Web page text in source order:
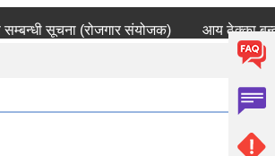
सम्बन्धी सूचना (रोजगार संयोजक) आय ठेक्का